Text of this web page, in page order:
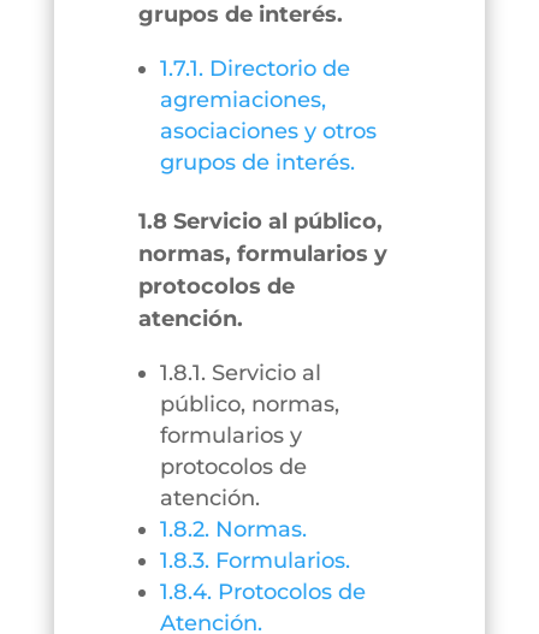
grupos de interés.
1.7.1. Directorio de
agremiaciones,
asociaciones y otros
grupos de interés.
1.8 Servicio al público,
normas, formularios y
protocolos de
atención.
1.8.1. Servicio al
público, normas,
formularios y
protocolos de
atención.
1.8.2. Normas.
1.8.3. Formularios.
1.8.4. Protocolos de
Atención.